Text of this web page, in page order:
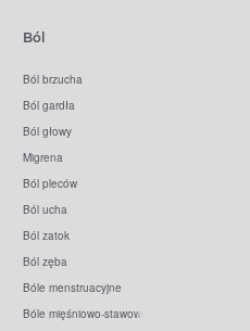
Ból
Ból brzucha
Ból gardła
Ból głowy
Migrena
Ból pleców
Ból ucha
Ból zatok
Ból zęba
Bóle menstruacyjne
Bóle mięśniowo-stawowe